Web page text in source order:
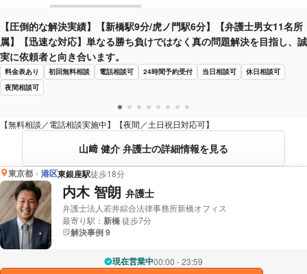
【圧倒的な解決実績】【新橋駅9分/虎ノ門駅6分】【弁護士男女11名所
属】【迅速な対応】単なる勝ち負けではなく真の問題解決を目指し、誠
実に依頼者と向き合います。
料金表あり 初回無料相談 電話相談可 24時間予約受付 当日相談可
休日相談可
夜間相談可
【無料相談／電話相談実施中】【夜間／土日祝日対応可】
山﨑 健介 弁護士の詳細情報を見る
東京都 港区東銀座駅徒歩18分
内木 智朗 弁護士
弁護士法人若井綜合法律事務所新橋オフィス
最寄り駅： 新橋徒歩7分
解決事例 9
現在営業中00:00 - 23:59